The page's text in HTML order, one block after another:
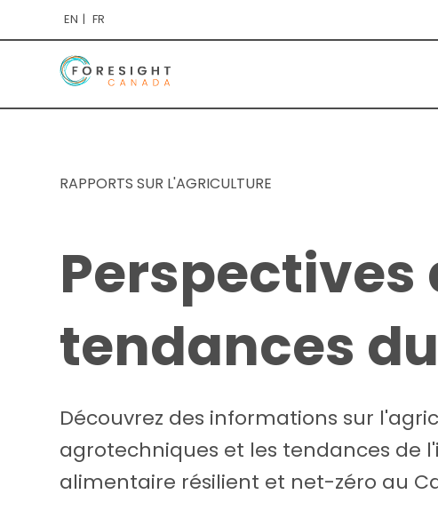
EN FR
RAPPORTS SUR L'AGRICULTURE
tendances
Découvrez des informations sur
agrotechniques et les tendances de
alimentaire résilient et net-zéro au